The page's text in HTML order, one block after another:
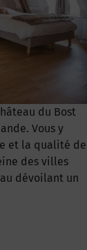
du Bost
Vous y
et la qualité de
des villes
dévoilant un